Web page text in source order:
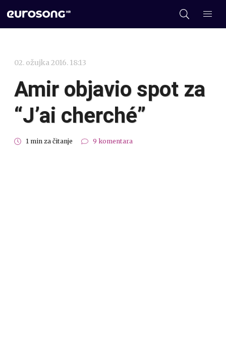
02. ožujka 2016. 18:13
Amir objavio spot za
“J’ai cherché”
1 min za čitanje 9 komentara